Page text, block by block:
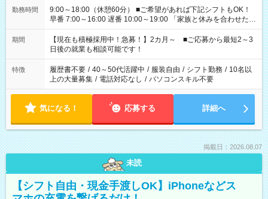
勤務時間
9:00～18:00（休憩60分） ■ご希望があれば下記シフトもOK！
早番 7:00～16:00 遅番 10:00～19:00 「家族と休みを合わせた
い」 「余裕を持って夕飯の準備がしたい」 「できれば残業はし
たくない」 など、ご希望を教えてくださいね。 ※Wワーク希望
の方へ 今ご覧のお仕事で希望する勤務時間と、もう1つのお仕事
の勤務時間。 合計で週40時間を超える場合は応募できません。
期間
【現在も積極採用中！急募！】2カ月～ ■ご応募から最短2～3
日後の就業も相談可能です！
特徴 履歴書不要 / 40～50代活躍中 / 服装自由 / シフト勤務 / 10名以
上の大量募集 / 電話対応なし / パソコンスキル不要
気になる！ 応募する 詳細へ
掲載日：2026.08.07
未読
【シフト自由・現金手渡しOK】iPhoneなどス